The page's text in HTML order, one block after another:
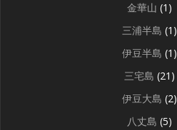
金華山 (1)
三浦半島 (1)
伊豆半島 (1)
三宅島 (21)
伊豆大島 (2)
八丈島 (5)